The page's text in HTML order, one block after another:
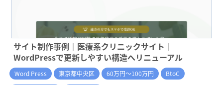
サイト制作事例｜医療系クリニックサイト｜
WordPressで更新しやすい構造へリニューアル
Word Press 東京都中央区 60万円～100万円
BtoC